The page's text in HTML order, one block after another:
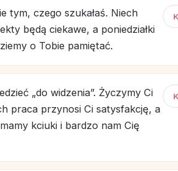
tym, czego szukałaś. Niech
będą ciekawe, a poniedziałki
o Tobie pamiętać.
„do widzenia”. Życzymy Ci
praca przynosi Ci satysfakcję, a
kciuki i bardzo nam Cię